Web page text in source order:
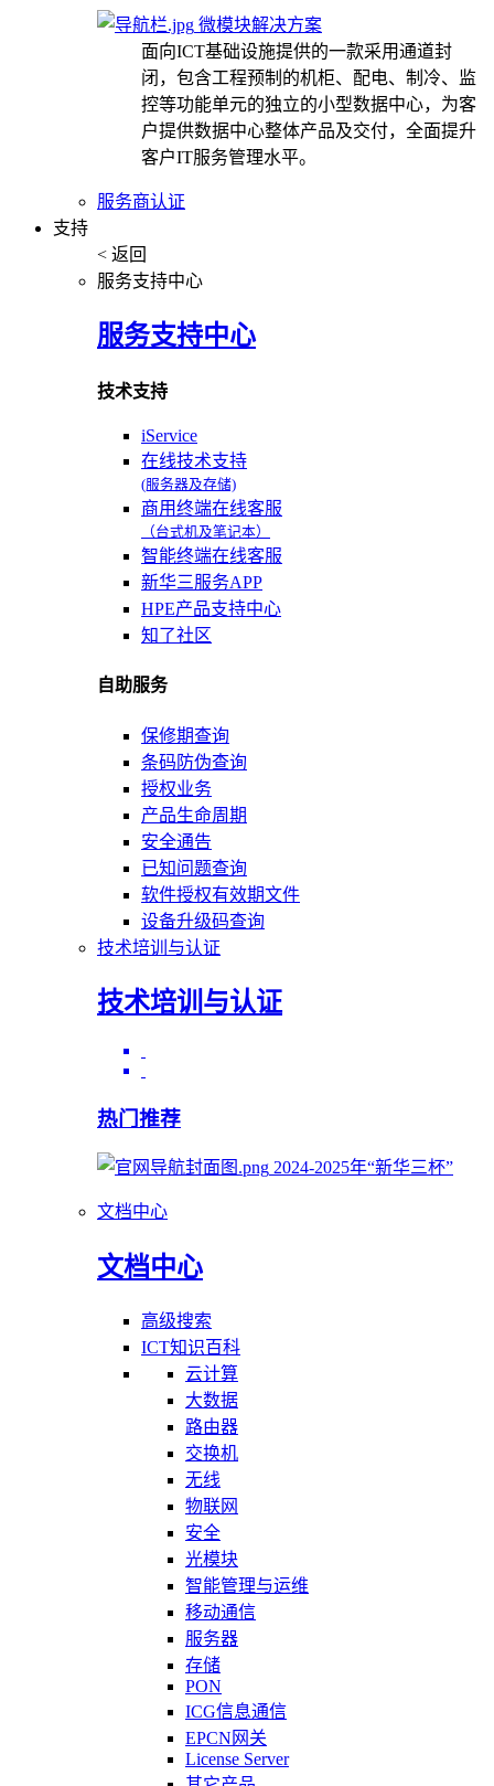
微模块解决方案
面向ICT基础设施提供的一款采用通道封
闭，包含工程预制的机柜、配电、制冷、监
控等功能单元的独立的小型数据中心，为客
户提供数据中心整体产品及交付，全面提升
客户IT服务管理水平。
服务商认证
支持
< 返回
服务支持中心
服务支持中心
技术支持
iService
在线技术支持
(服务器及存储)
商用终端在线客服
（台式机及笔记本）
智能终端在线客服
新华三服务APP
HPE产品支持中心
知了社区
自助服务
保修期查询
条码防伪查询
授权业务
产品生命周期
安全通告
已知问题查询
软件授权有效期文件
设备升级码查询
技术培训与认证
技术培训与认证
热门推荐
2024-2025年“新华三杯”
文档中心
文档中心
高级搜索
ICT知识百科
云计算
大数据
路由器
交换机
无线
物联网
安全
光模块
智能管理与运维
移动通信
服务器
存储
PON
ICG信息通信
EPCN网关
License Server